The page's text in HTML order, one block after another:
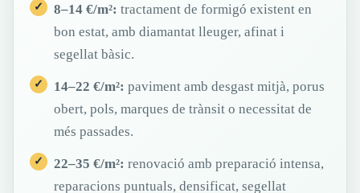
8–14 €/m²: tractament de formigó existent en
bon estat, amb diamantat lleuger, afinat i
segellat bàsic.
14–22 €/m²: paviment amb desgast mitjà, porus
obert, pols, marques de trànsit o necessitat de
més passades.
22–35 €/m²: renovació amb preparació intensa,
reparacions puntuals, densificat, segellat